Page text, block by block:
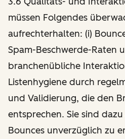
müssen Folgendes
aufrechterhalten: (i)
Spam-Beschwerde-Raten
branchenübliche
Listenhygiene durch
und Validierung, die den
entsprechen. Sie sind
Bounces unverzüglich zu